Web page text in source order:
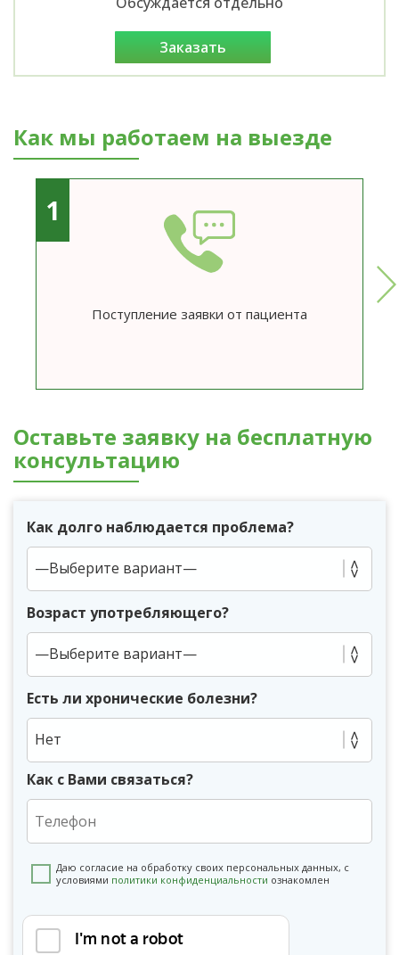
заказать
Как мы работаем на выезде
1
Поступление заявки от пациента
Оставьте заявку на бесплатную
консультацию
Как долго наблюдается проблема?
Возраст употребляющего?
Есть ли хронические болезни?
Нет
Как с Вами связаться?
Даю согласие на обработку своих персональных данных, с
условиями политики конфиденциальности ознакомлен